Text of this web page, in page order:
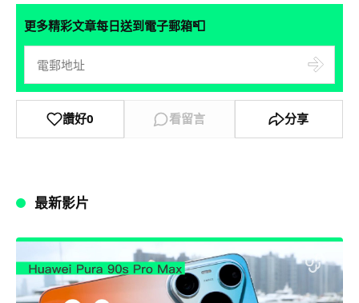
更多精彩文章每日送到電子郵箱📮
讚好0 看留言 分享
最新影片